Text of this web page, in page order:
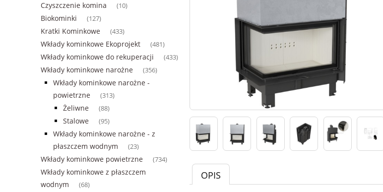
Czyszczenie komina (10)
Biokominki (127)
Kratki Kominkowe (433)
Wkłady kominkowe Ekoprojekt (481)
Wkłady kominkowe do rekuperacji (433)
Wkłady kominkowe narożne (356)
Wkłady kominkowe narożne -
powietrzne
(313)
Żeliwne (88)
Stalowe (95)
Wkłady kominkowe narożne - z
płaszczem wodnym
(23)
Wkłady kominkowe powietrzne (734)
Wkłady kominkowe z płaszczem
wodnym
(68)
OPIS